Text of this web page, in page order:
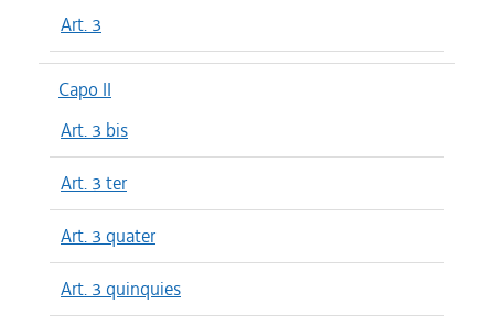
Art. 3
Capo II
Art. 3 bis
Art. 3 ter
Art. 3 quater
Art. 3 quinquies